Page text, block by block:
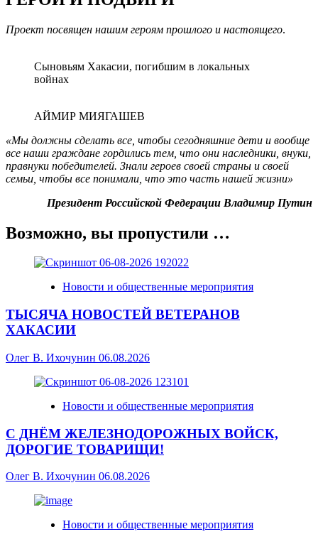
Проект посвящен нашим героям прошлого и настоящего.
Сыновьям Хакасии, погибшим в локальных
войнах
АЙМИР МИЯГАШЕВ
«Мы должны сделать все, чтобы сегодняшние дети и вообще
все наши граждане гордились тем, что они наследники, внуки,
правнуки победителей. Знали героев своей страны и своей
семьи, чтобы все понимали, что это часть нашей жизни»
Президент Российской Федерации Владимир Путин
Возможно, вы пропустили …
Новости и общественные мероприятия
ТЫСЯЧА НОВОСТЕЙ ВЕТЕРАНОВ
ХАКАСИИ
Олег В. Ихочунин 06.08.2026
Новости и общественные мероприятия
С ДНЁМ ЖЕЛЕЗНОДОРОЖНЫХ ВОЙСК,
ДОРОГИЕ ТОВАРИЩИ!
Олег В. Ихочунин 06.08.2026
Новости и общественные мероприятия